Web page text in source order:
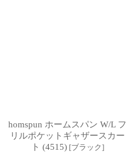
homspun ホームスパン W/L フ
リルポケットギャザースカー
ト (4515) [ブラック]